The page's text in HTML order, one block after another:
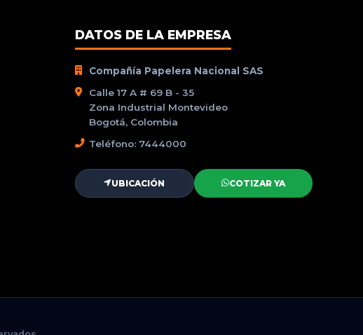
DATOS DE LA EMPRESA
Compañía Papelera Nacional SAS
Calle 17 A # 69 B - 35
Zona Industrial Montevideo
Bogotá, Colombia
Teléfono: 7444000
UBICACIÓN COTIZAR YA